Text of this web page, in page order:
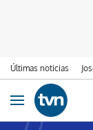
Últimas noticias
Ir al contenido
Obrir navegació